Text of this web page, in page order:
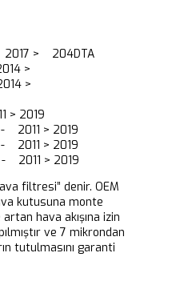
2017 > 204DTA
>
>
> 2019
- 2011 > 2019
- 2011 > 2019
- 2011 > 2019
filtresi” denir. OEM
kutusuna monte
hava akışına izin
ve 7 mikrondan
tutulmasını garanti